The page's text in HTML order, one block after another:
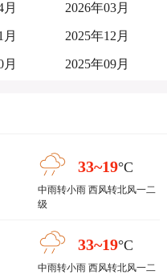
月 2026年03月
月 2025年12月
月 2025年09月
33~19°C
中雨转小雨 西风转北风一二
级
33~19°C
中雨转小雨 西风转北风一二